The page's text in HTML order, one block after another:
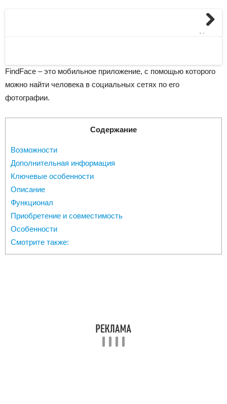
Next
FindFace – это мобильное приложение, с помощью которого
можно найти человека в социальных сетях по его
фотографии.
Содержание
Возможности
Дополнительная информация
Ключевые особенности
Описание
Функционал
Приобретение и совместимость
Особенности
Смотрите также: